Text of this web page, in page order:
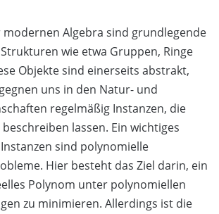
modernen Algebra sind grundlegende
wie etwa Gruppen, Ringe
Objekte sind einerseits abstrakt,
uns in den Natur- und
regelmäßig Instanzen, die
lassen. Ein wichtiges
sind polynomielle
Hier besteht das Ziel darin, ein
Polynom unter polynomiellen
zu minimieren. Allerdings ist die